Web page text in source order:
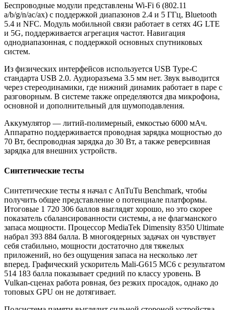
Беспроводные модули представлены Wi-Fi 6 (802.11
a/b/g/n/ac/ax) с поддержкой диапазонов 2.4 и 5 ГГц, Bluetooth
5.4 и NFC. Модуль мобильной связи работает в сетях 4G LTE
и 5G, поддерживается агрегация частот. Навигация
однодиапазонная, с поддержкой основных спутниковых
систем.
Из физических интерфейсов используется USB Type-C
стандарта USB 2.0. Аудиоразъема 3.5 мм нет. Звук выводится
через стереодинамики, где нижний динамик работает в паре с
разговорным. В системе также определяются два микрофона,
основной и дополнительный для шумоподавления.
Аккумулятор — литий-полимерный, емкостью 6000 мАч.
Аппаратно поддерживается проводная зарядка мощностью до
70 Вт, беспроводная зарядка до 30 Вт, а также реверсивная
зарядка для внешних устройств.
Синтетические тесты
Синтетические тесты я начал с AnTuTu Benchmark, чтобы
получить общее представление о потенциале платформы.
Итоговые 1 720 306 баллов выглядят хорошо, но это скорее
показатель сбалансированности системы, а не флагманского
запаса мощности. Процессор MediaTek Dimensity 8350 Ultimate
набрал 393 884 балла. В многоядерных задачах он чувствует
себя стабильно, мощности достаточно для тяжелых
приложений, но без ощущения запаса на несколько лет
вперед. Графический ускоритель Mali-G615 MC6 с результатом
514 183 балла показывает средний по классу уровень. В
Vulkan-сценах работа ровная, без резких просадок, однако до
топовых GPU он не дотягивает.